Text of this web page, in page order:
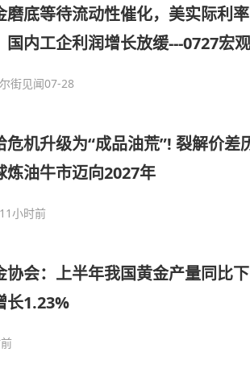
磨底等待流动性催化，美实际利
国内工企利润增长放缓---0727宏
街见闻07-28
危机升级为“成品油荒”! 裂解价差
炼油牛市迈向2027年
11小时前
协会：上半年我国黄金产量同比
长1.23%